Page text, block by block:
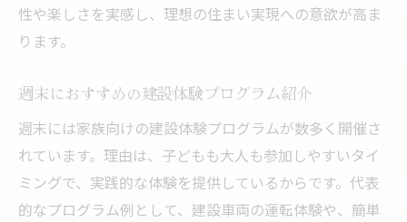
子どもの学びにも最適な建設イベント活用法
親子で参加する建設体験の学びメリット
建設イベントが子どもの好奇心を育む理由
子ども向け建設体験イベント活用ポイント
建設を通じた親子のコミュニケーション促
性や楽しさを実感し、理想の住まい実現への意欲が高ま
ります。
週末におすすめの建設体験プログラム紹介
週末には家族向けの建設体験プログラムが数多く開催さ
れています。理由は、子どもも大人も参加しやすいタイ
ミングで、実践的な体験を提供しているからです。代表
的なプログラム例として、建設車両の運転体験や、簡単